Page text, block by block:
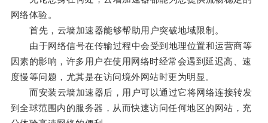
网络体验。
首先，云墙加速器能够帮助用户突破地域限制。
由于网络信号在传输过程中会受到地理位置和运营商等
因素的影响，许多用户在使用网络时经常会遇到延迟高、速
度慢等问题，尤其是在访问境外网站时更为明显。
而安装云墙加速器后，用户可以通过它将网络连接转发
到全球范围内的服务器，从而快速访问任何地区的网站，充